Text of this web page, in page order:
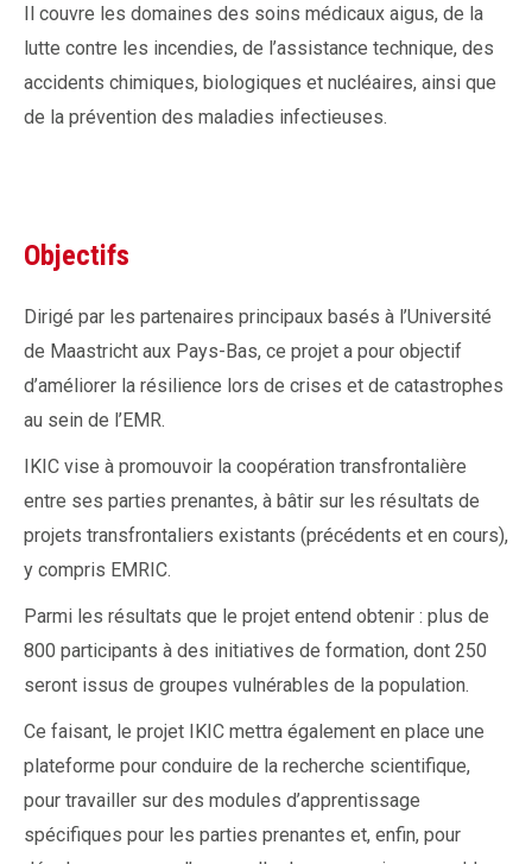
Il couvre les domaines des soins médicaux aigus, de la
lutte contre les incendies, de l’assistance technique, des
accidents chimiques, biologiques et nucléaires, ainsi que
de la prévention des maladies infectieuses.
Objectifs
Dirigé par les partenaires principaux basés à l’Université
de Maastricht aux Pays-Bas, ce projet a pour objectif
d’améliorer la résilience lors de crises et de catastrophes
au sein de l’EMR.
IKIC vise à promouvoir la coopération transfrontalière
entre ses parties prenantes, à bâtir sur les résultats de
projets transfrontaliers existants (précédents et en cours),
y compris EMRIC.
Parmi les résultats que le projet entend obtenir : plus de
800 participants à des initiatives de formation, dont 250
seront issus de groupes vulnérables de la population.
Ce faisant, le projet IKIC mettra également en place une
plateforme pour conduire de la recherche scientifique,
pour travailler sur des modules d’apprentissage
spécifiques pour les parties prenantes et, enfin, pour